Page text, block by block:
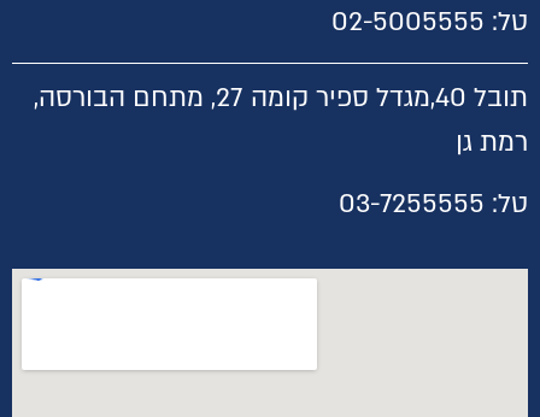
טל: 02-5005555
תובל 40,
מגדל ספיר קומה 27, מתחם הבורסה,
רמת גן
טל: 03-7255555